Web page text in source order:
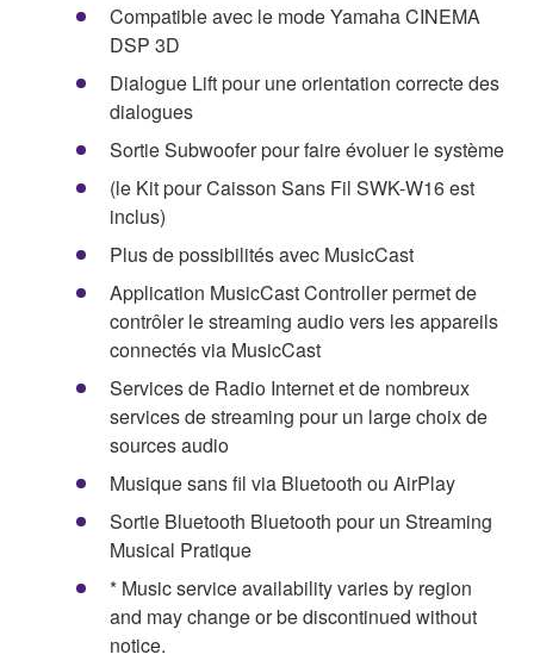
Compatible avec le mode Yamaha CINEMA
DSP 3D
Dialogue Lift pour une orientation correcte des
dialogues
Sortie Subwoofer pour faire évoluer le système
(le Kit pour Caisson Sans Fil SWK-W16 est
inclus)
Plus de possibilités avec MusicCast
Application MusicCast Controller permet de
contrôler le streaming audio vers les appareils
connectés via MusicCast
Services de Radio Internet et de nombreux
services de streaming pour un large choix de
sources audio
Musique sans fil via Bluetooth ou AirPlay
Sortie Bluetooth Bluetooth pour un Streaming
Musical Pratique
* Music service availability varies by region
and may change or be discontinued without
notice.